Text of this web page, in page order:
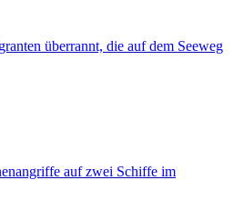
überrannt, die auf dem Seeweg
auf zwei Schiffe im